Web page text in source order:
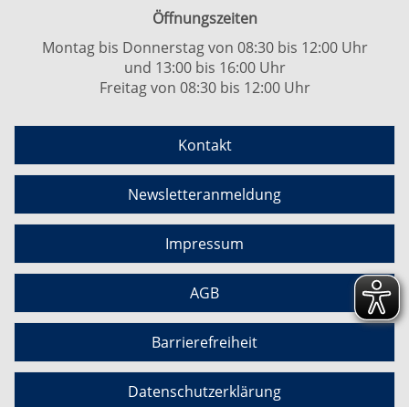
Öffnungszeiten
Montag bis Donnerstag von 08:30 bis 12:00 Uhr
und 13:00 bis 16:00 Uhr
Freitag von 08:30 bis 12:00 Uhr
Kontakt
Newsletteranmeldung
Impressum
AGB
Barrierefreiheit
Datenschutzerklärung